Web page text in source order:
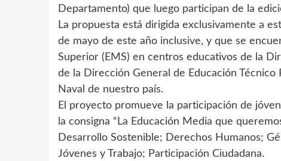
Departamento) que luego participan de la
La propuesta está dirigida exclusivamente a
de mayo de este año inclusive, y que se
Superior (EMS) en centros educativos de la
de la Dirección General de Educación
Naval de nuestro país.
El proyecto promueve la participación de
la consigna “La Educación Media que
Desarrollo Sostenible; Derechos Humanos;
Jóvenes y Trabajo; Participación Ciudadana.